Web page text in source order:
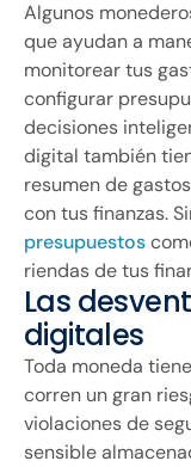
Algunos
que ayudan a
monitorear tus
configurar
decisiones
digital también
resumen de
con tus finanzas.
presupuestos
riendas de tus
Las
digitales
Toda moneda
corren un gran
violaciones de
sensible